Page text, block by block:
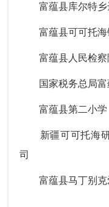
富蕴县库尔特乡
富蕴县可可托海
富蕴县人民检察
国家税务总局富
富蕴县第二小学
新疆可可托海研
司
富蕴县马丁别克